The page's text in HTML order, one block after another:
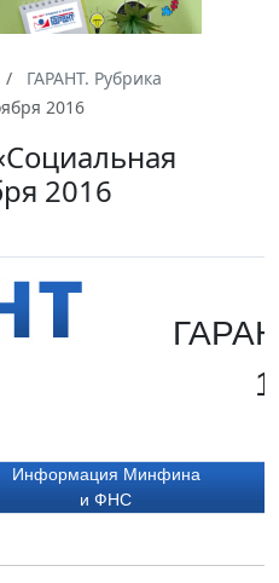
ГАРАНТ. Рубрика
2016
2016
Информация Минфина
и ФНС